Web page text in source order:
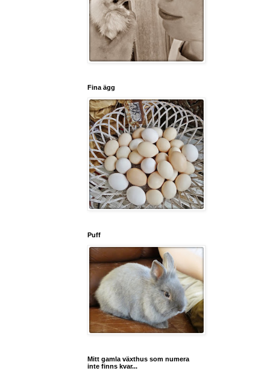
Fina ägg
Puff
Mitt gamla växthus som numera
inte finns kvar...